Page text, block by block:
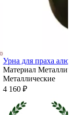
Урна для праха
Материал
Металлические
4 160 ₽